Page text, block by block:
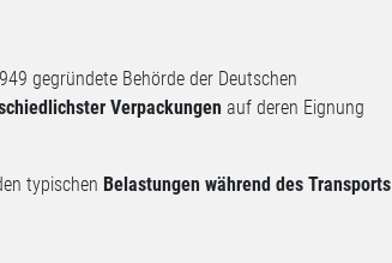
gegründete Behörde der Deutschen
Verpackungen auf deren Eignung
typischen Belastungen während des Transports